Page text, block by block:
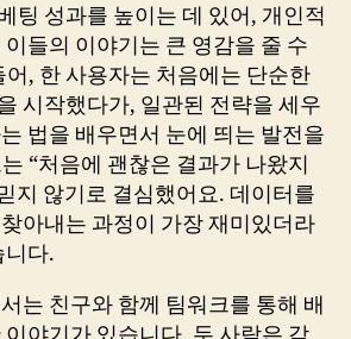
팅 성과를 높이는 데 있어, 개인적
들의 이야기는 큰 영감을 줄 수
, 한 사용자는 처음에는 단순한
시작했다가, 일관된 전략을 세우
법을 배우면서 눈에 띄는 발전을
“처음에 괜찮은 결과가 나왔지
지 않기로 결심했어요. 데이터를
아내는 과정이 가장 재미있더라
니다.
는 친구와 함께 팀워크를 통해 배